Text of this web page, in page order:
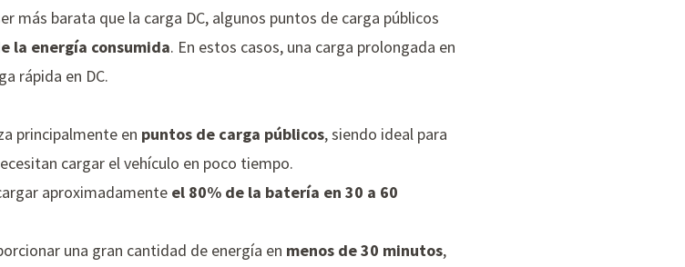
más barata que la carga DC, algunos puntos de carga públicos
la energía consumida. En estos casos, una carga prolongada en
rápida en DC.
principalmente en puntos de carga públicos, siendo ideal para
cargar el vehículo en poco tiempo.
aproximadamente el 80% de la batería en 30 a 60
una gran cantidad de energía en menos de 30 minutos,